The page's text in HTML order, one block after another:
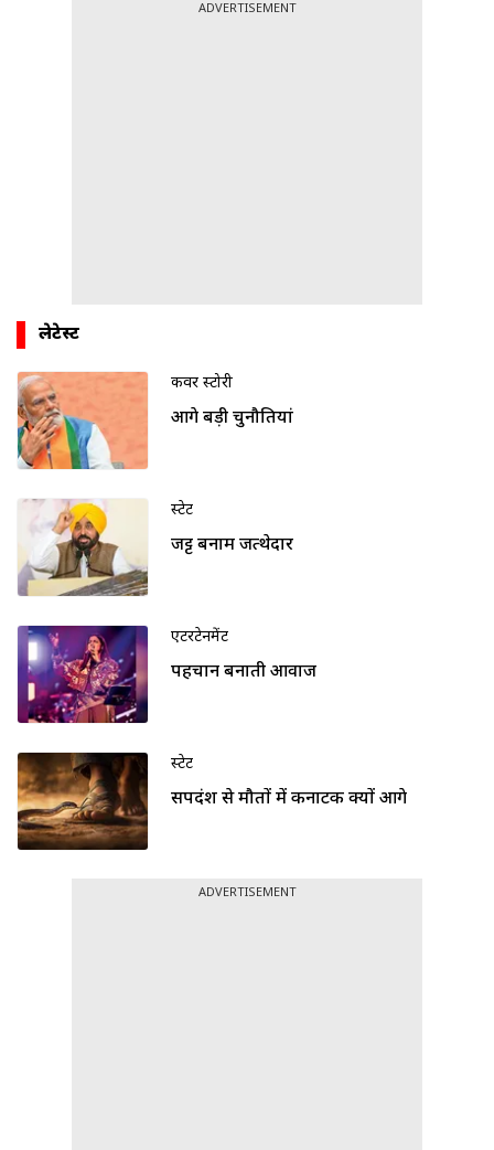
ADVERTISEMENT
लेटेस्ट
कवर स्टोरी
आगे बड़ी चुनौतियां
स्टेट
जट्ट बनाम जत्थेदार
एंटरटेनमेंट
पहचान बनाती आवाज
स्टेट
सर्पदंश से मौतों में कर्नाटक क्यों आगे
ADVERTISEMENT